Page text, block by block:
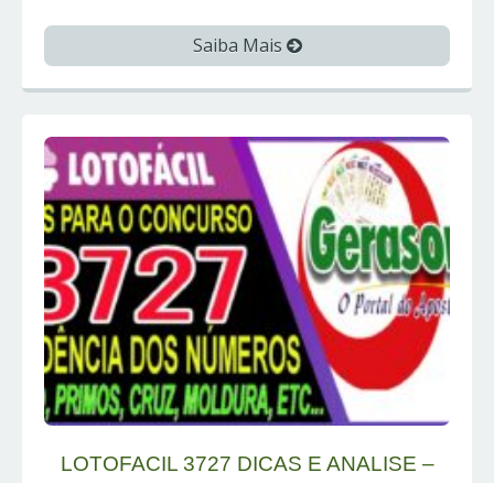
Saiba Mais
LOTOFACIL 3727 DICAS E ANALISE –